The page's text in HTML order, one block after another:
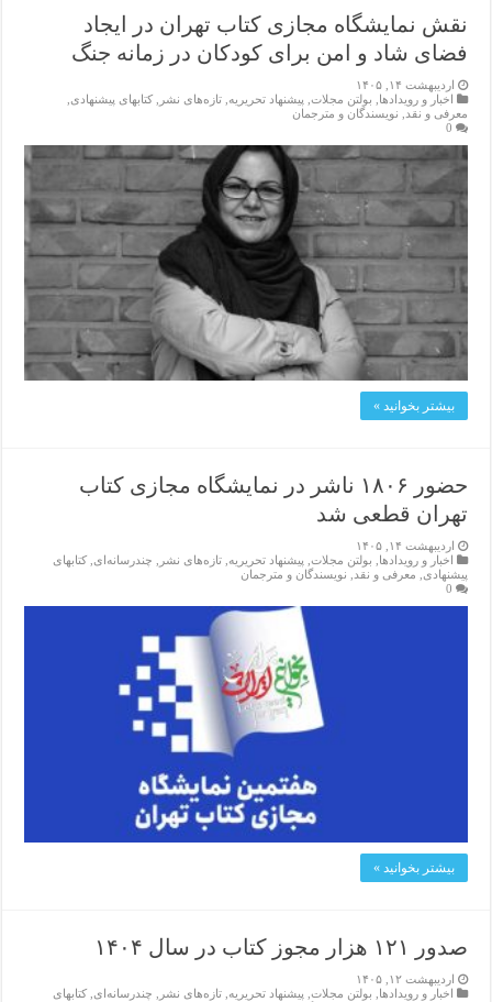
نقش نمایشگاه مجازی کتاب تهران در ایجاد
فضای شاد و امن برای کودکان در زمانه جنگ
اردیبهشت ۱۴, ۱۴۰۵
اخبار و رویدادها
بولتن مجلات پیشنهاد تحریریه ,تازەهای نشر ,کتابهای پیشنهادی
معرفی و نقد
نویسندگان و مترجمان
0
بیشتر بخوانید »
حضور ۱۸۰۶ ناشر در نمایشگاه مجازی کتاب
تهران قطعی شد
اردیبهشت ۱۴, ۱۴۰۵
اخبار و رویدادها, بولتن مجلات, پیشنهاد تحریریه,تازەهای نشر , چندرسانه‌ای,کتابهای
پیشنهادی, معرفی و نقد, نویسندگان و مترجمان
0
بیشتر بخوانید »
صدور ۱۲۱ هزار مجوز کتاب در سال ۱۴۰۴
اردیبهشت ۱۲, ۱۴۰۵
اخبار و رویدادها
بولتن مجلات پیشنهاد تحریریه ,تازەهای نشر چندرسانه‌ای ,کتابهای